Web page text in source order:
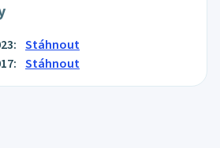
Stáhnout
Stáhnout